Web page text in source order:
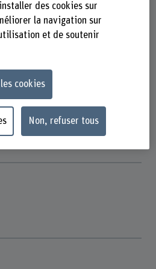
des cookies sur
la navigation sur
et de soutenir
cookies
Non, refuser tous